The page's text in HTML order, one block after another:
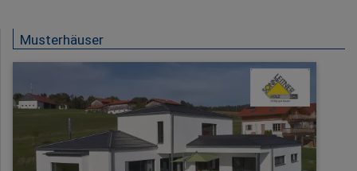
Musterhäuser